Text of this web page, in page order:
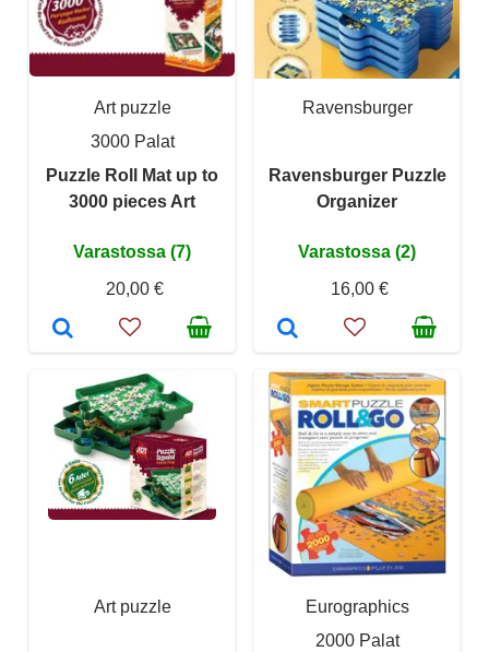
Art puzzle
3000 Palat
Puzzle Roll Mat up to
3000 pieces Art
Varastossa (7)
20,00 €
Ravensburger
Ravensburger Puzzle
Organizer
Varastossa (2)
16,00 €
Art puzzle
Eurographics
2000 Palat